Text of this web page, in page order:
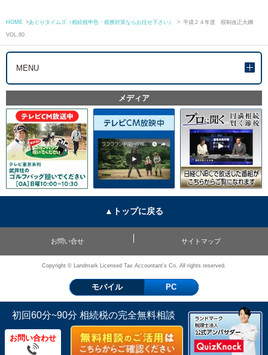
HOME >あぐりタイムズ（相続税申告・税務対策ならお任せ下さい） > 平成２４年度 税制改正大綱
VOL.80
MENU
メディア
▲トップに戻る
お問い合せ サイトマップ
Copyright © Landmark Licensed Tax Accountant’s Co. All rights reserved.
初回60分~90分 相続税の完全無料相談
お問い合わせ
モバイル PC